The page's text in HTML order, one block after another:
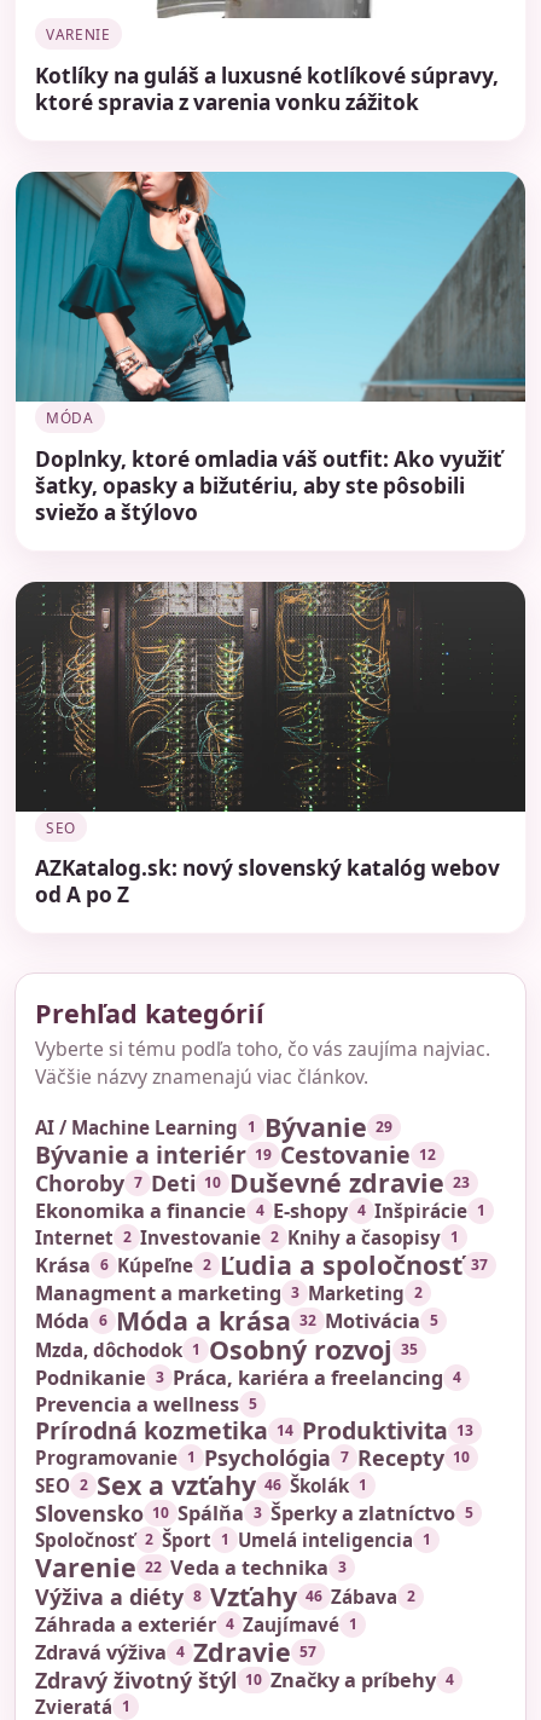
VARENIE
Kotlíky na guláš a luxusné kotlíkové súpravy,
ktoré spravia z varenia vonku zážitok
MÓDA
Doplnky, ktoré omladia váš outfit: Ako využiť
šatky, opasky a bižutériu, aby ste pôsobili
sviežo a štýlovo
SEO
AZKatalog.sk: nový slovenský katalóg webov
od A po Z
Prehľad kategórií
Vyberte si tému podľa toho, čo vás zaujíma najviac.
Väčšie názvy znamenajú viac článkov.
AI / Machine Learning 1 Bývanie 29
Bývanie a interiér 19 Cestovanie 12
Choroby 7 Deti 10 Duševné zdravie 23
Ekonomika a financie 4 E-shopy 4 Inšpirácie 1
Internet 2 Investovanie 2 Knihy a časopisy 1
Krása 6 Kúpeľne 2 Ľudia a spoločnosť 37
Managment a marketing 3 Marketing 2
Móda 6 Móda a krása 32 Motivácia 5
Mzda, dôchodok 1 Osobný rozvoj 35
Podnikanie 3 Práca, kariéra a freelancing 4
Prevencia a wellness 5
Prírodná kozmetika 14 Produktivita 13
Programovanie 1 Psychológia 7 Recepty 10
SEO 2 Sex a vzťahy 46 Školák 1
Slovensko 10 Spálňa 3 Šperky a zlatníctvo 5
Spoločnosť 2 Šport 1 Umelá inteligencia 1
Varenie 22 Veda a technika 3
Výživa a diéty 8 Vzťahy 46 Zábava 2
Záhrada a exteriér 4 Zaujímavé 1
Zdravá výživa 4 Zdravie 57
Zdravý životný štýl 10 Značky a príbehy 4
Zvieratá 1